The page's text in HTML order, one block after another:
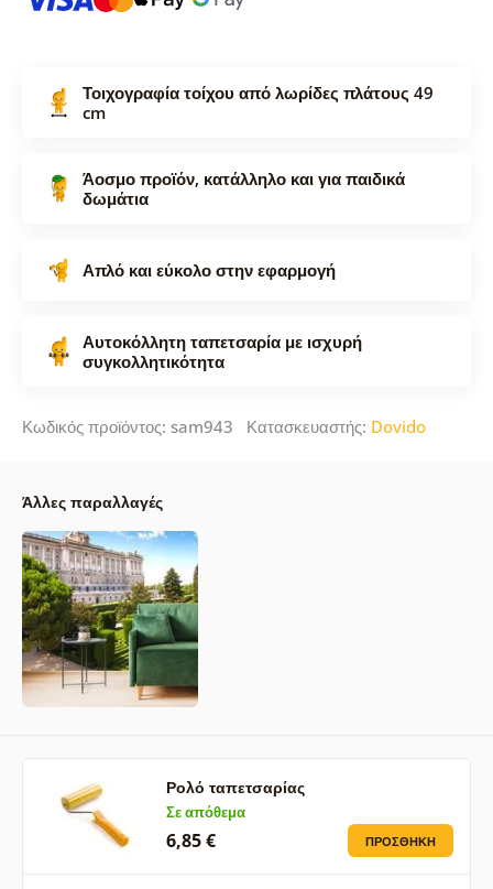
Τοιχογραφία τοίχου από λωρίδες πλάτους 49
cm
Άοσμο προϊόν, κατάλληλο και για παιδικά
δωμάτια
Απλό και εύκολο στην εφαρμογή
Αυτοκόλλητη ταπετσαρία με ισχυρή
συγκολλητικότητα
Κωδικός προϊόντος: sam943 Κατασκευαστής: Dovido
Άλλες παραλλαγές
Ρολό ταπετσαρίας
Σε απόθεμα
6,85 € ΠΡΟΣΘΉΚΗ